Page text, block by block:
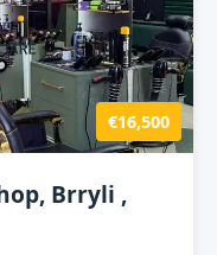
€16,500
Brryli ,